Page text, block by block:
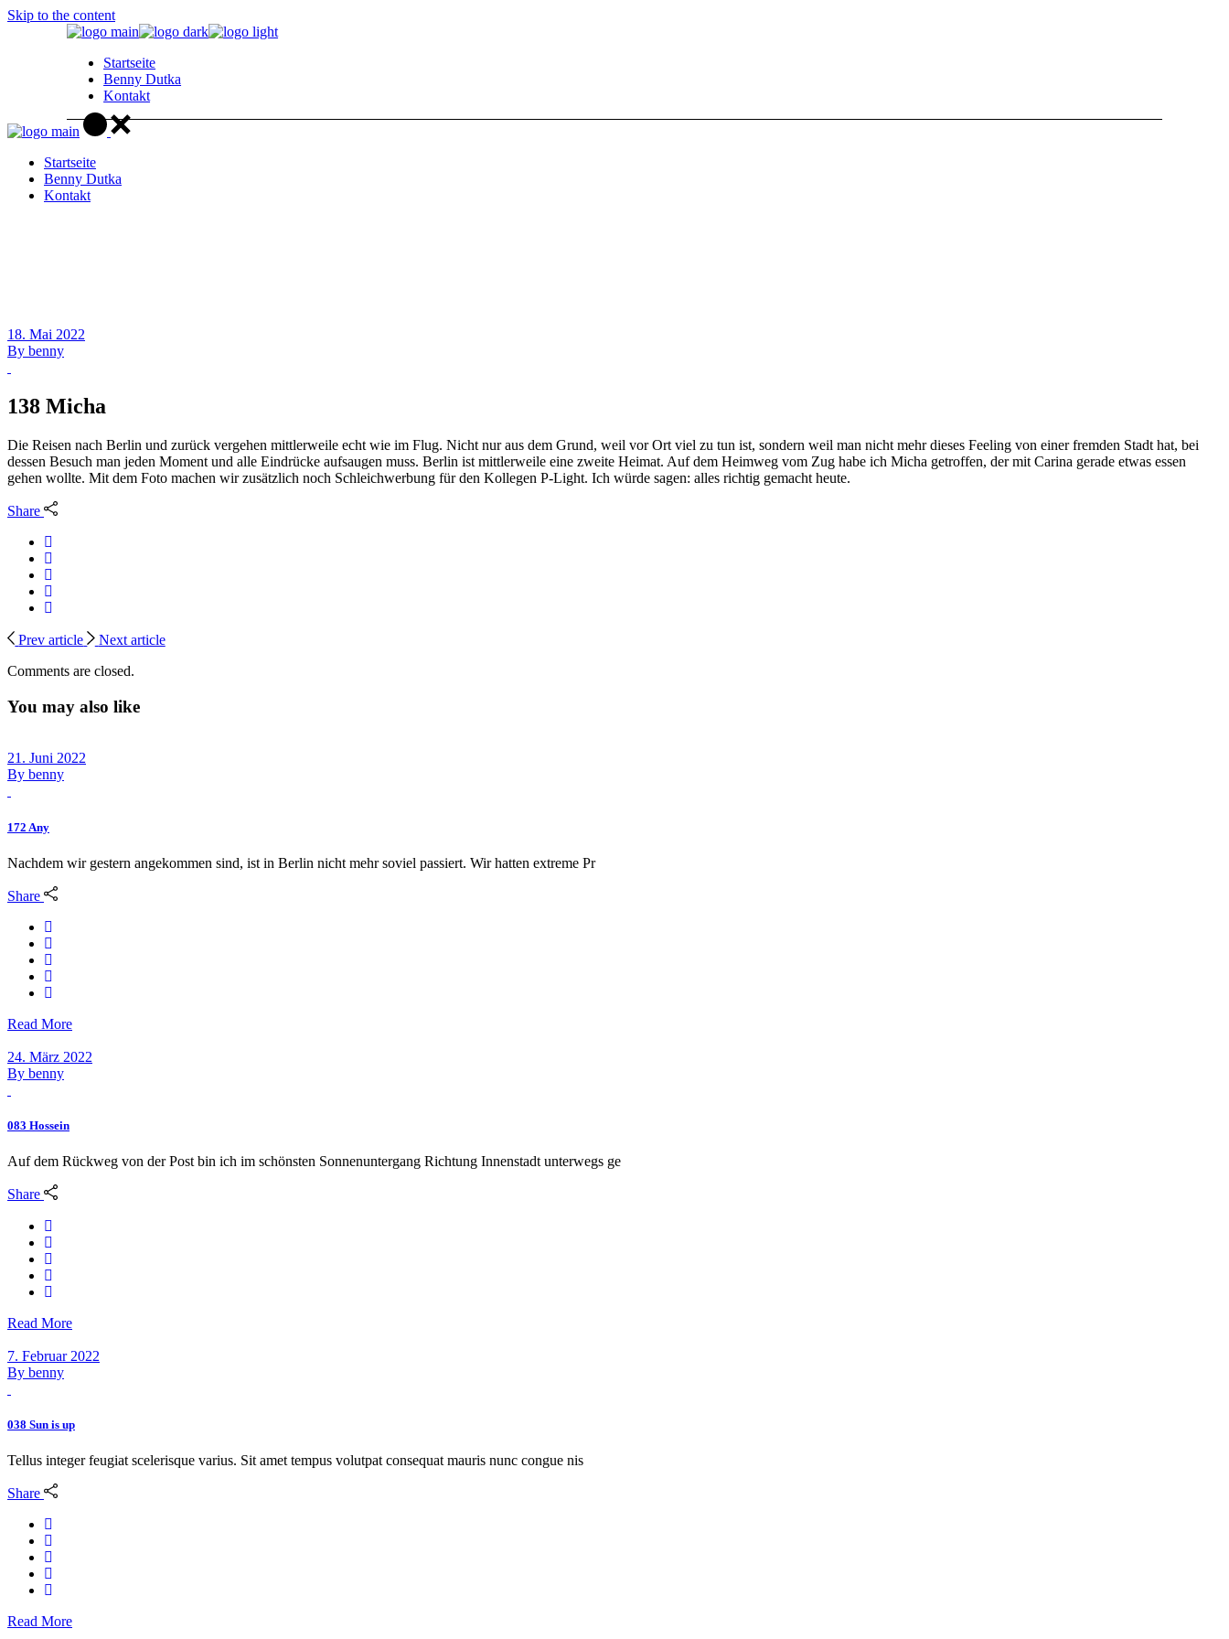
Skip to the content
Startseite
Benny Dutka
Kontakt
Startseite
Benny Dutka
Kontakt
18. Mai 2022
By benny
138 Micha
Die Reisen nach Berlin und zurück vergehen mittlerweile echt wie im Flug. Nicht nur aus dem Grund, weil vor Ort viel zu tun ist, sondern weil man nicht mehr dieses Feeling von einer fremden Stadt hat, bei
dessen Besuch man jeden Moment und alle Eindrücke aufsaugen muss. Berlin ist mittlerweile eine zweite Heimat. Auf dem Heimweg vom Zug habe ich Micha getroffen, der mit Carina gerade etwas essen
gehen wollte. Mit dem Foto machen wir zusätzlich noch Schleichwerbung für den Kollegen P-Light. Ich würde sagen: alles richtig gemacht heute.
Share
Prev article
Next article
Comments are closed.
You may also like
21. Juni 2022
By benny
172 Any
Nachdem wir gestern angekommen sind, ist in Berlin nicht mehr soviel passiert. Wir hatten extreme Pr
Share
Read More
24. März 2022
By benny
083 Hossein
Auf dem Rückweg von der Post bin ich im schönsten Sonnenuntergang Richtung Innenstadt unterwegs ge
Share
Read More
7. Februar 2022
By benny
038 Sun is up
Tellus integer feugiat scelerisque varius. Sit amet tempus volutpat consequat mauris nunc congue nis
Share
Read More